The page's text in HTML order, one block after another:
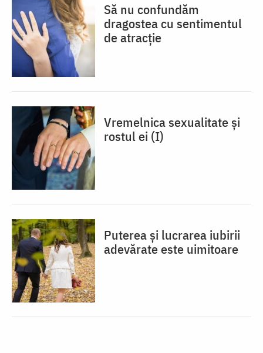
Să nu confundăm
dragostea cu sentimentul
de atracție
Vremelnica sexualitate și
rostul ei (I)
Puterea și lucrarea iubirii
adevărate este uimitoare